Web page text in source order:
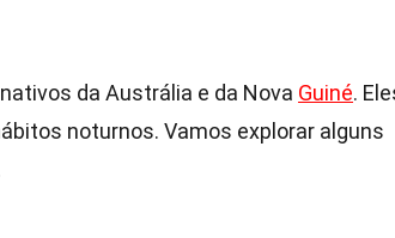
da Austrália e da Nova Guiné.
noturnos. Vamos explorar alguns